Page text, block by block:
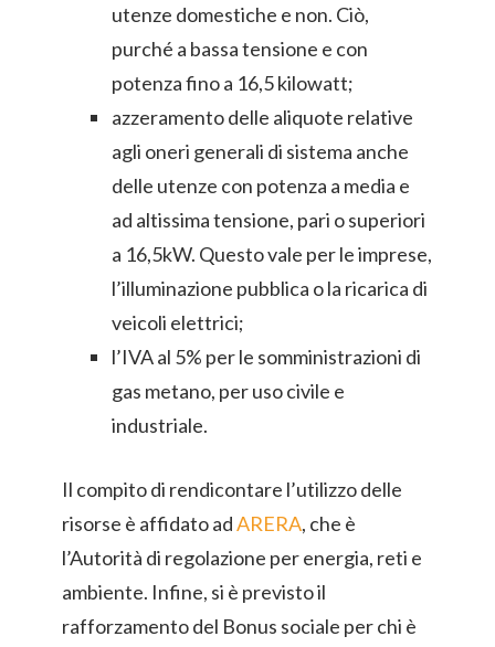
utenze domestiche e non. Ciò,
purché a bassa tensione e con
potenza fino a 16,5 kilowatt;
azzeramento delle aliquote relative
agli oneri generali di sistema anche
delle utenze con potenza a media e
ad altissima tensione, pari o superiori
a 16,5kW. Questo vale per le imprese,
l’illuminazione pubblica o la ricarica di
veicoli elettrici;
l’IVA al 5% per le somministrazioni di
gas metano, per uso civile e
industriale.
Il compito di rendicontare l’utilizzo delle
risorse è affidato adARERA, che è
l’Autorità di regolazione per energia, reti e
ambiente. Infine, si è previsto il
rafforzamento del Bonus sociale per chi è